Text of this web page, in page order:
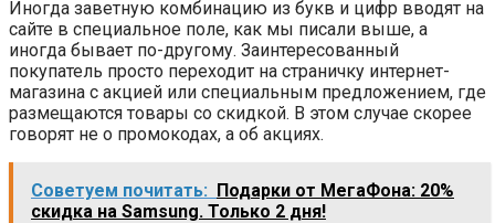
Иногда заветную комбинацию из букв и цифр вводят на
сайте в специальное поле, как мы писали выше, а
иногда бывает по-другому. Заинтересованный
покупатель просто переходит на страничку интернет-
магазина с акцией или специальным предложением, где
размещаются товары со скидкой. В этом случае скорее
говорят не о промокодах, а об акциях.
Советуем почитать: Подарки от МегаФона: 20%
скидка на Samsung. Только 2 дня!